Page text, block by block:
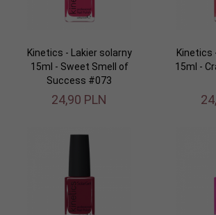
Kinetics - Lakier solarny
15ml - Sweet Smell of
Success #073
24,90 PLN
Kinetics
15ml -
24,